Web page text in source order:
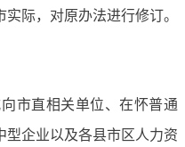
际，对原办法进行修订。
市直相关单位、在怀普通
企业以及各县市区人力资